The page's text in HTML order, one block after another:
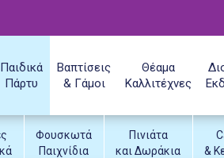
Φουσκωτά
Παιχνίδια
Πινιάτα
και Δωράκια
&
Παιδικά
Πάρτυ
Βαπτίσεις
& Γάμοι
Θέαμα
Καλλιτέχνες